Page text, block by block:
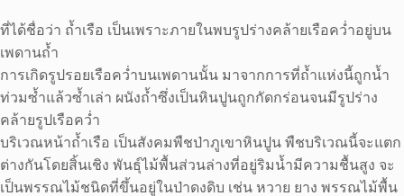
ที่ได้ชื่อว่า ถ้ำเรือ เป็นเพราะภายในพบรูปร่างคล้ายเรือคว่ำอยู่บน
เพดานถ้ำ
การเกิดรูปรอยเรือคว่ำบนเพดานนั้น มาจากการที่ถ้ำแห่งนี้ถูกน้ำ
ท่วมซ้ำแล้วซ้ำเล่า ผนังถ้ำซึ่งเป็นหินปูนถูกกัดกร่อนจนมีรูปร่าง
คล้ายรูปเรือคว่ำ
บริเวณหน้าถ้ำเรือ เป็นสังคมพืชป่าภูเขาหินปูน พืชบริเวณนี้จะแตก
ต่างกันโดยสิ้นเชิง พันธุ์ไม้พื้นส่วนล่างที่อยู่ริมน้ำมีความชื้นสูง จะ
เป็นพรรณไม้ชนิดที่ขึ้นอยู่ในป่าดงดิบ เช่น หวาย ยาง พรรณไม้พื้น